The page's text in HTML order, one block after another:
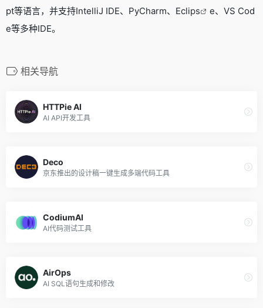
pt等语言，并支持IntelliJ IDE、PyCharm、Eclips
e、VS Cod
e等多种IDE。
相关导航
HTTPie AI
AI API开发工具
Deco
京东推出的设计稿一键生成多端代码工具
CodiumAI
AI代码测试工具
AirOps
AI SQL语句生成和修改